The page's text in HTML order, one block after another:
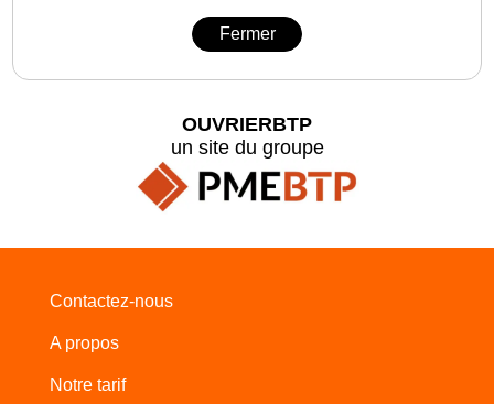
Fermer
OUVRIERBTP
un site du groupe
Contactez-nous
A propos
Notre tarif